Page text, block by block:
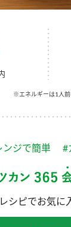
の素
念
カンの歴史
の取り組み
initiative
※エネルギーは1人
ンジで簡単 #
シピでお気に